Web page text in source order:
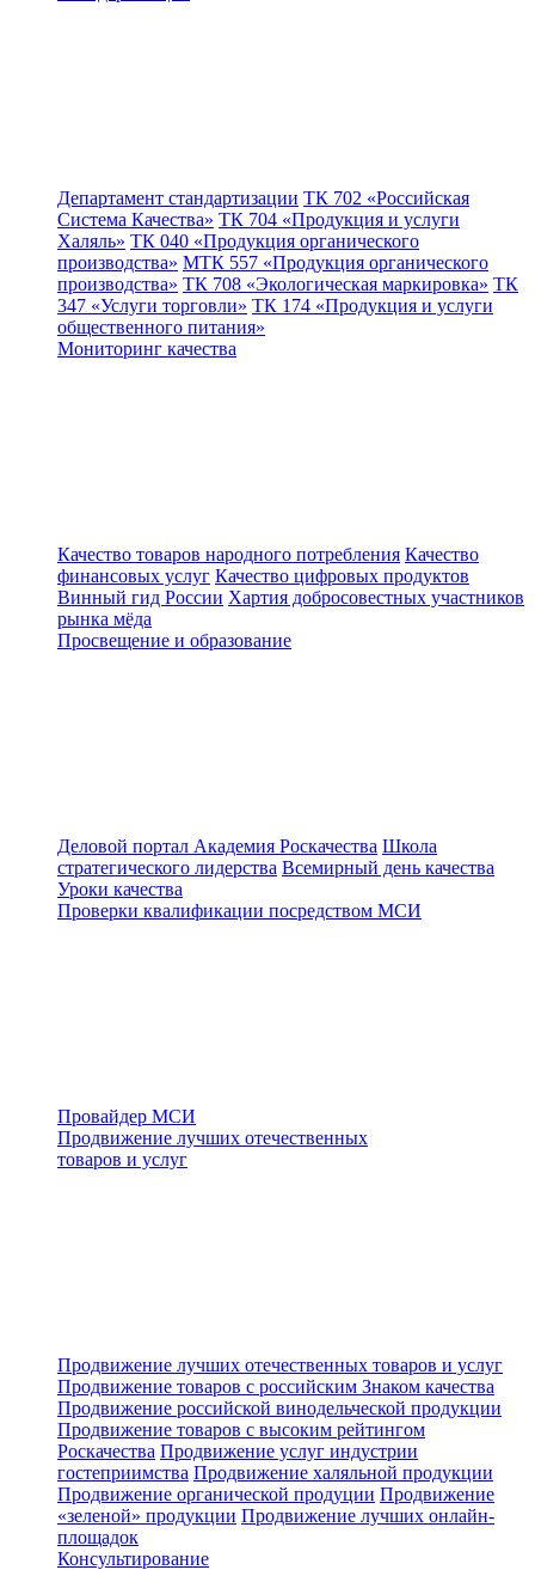
Департамент стандартизации ТК 702 «Российская
Система Качества» ТК 704 «Продукция и услуги
Халяль» ТК 040 «Продукция органического
производства» МТК 557 «Продукция органического
производства» ТК 708 «Экологическая маркировка» ТК
347 «Услуги торговли» ТК 174 «Продукция и услуги
общественного питания»
Мониторинг качества
Качество товаров народного потребления Качество
финансовых услуг Качество цифровых продуктов
Винный гид России Хартия добросовестных участников
рынка мёда
Просвещение и образование
Деловой портал Академия Роскачества Школа
стратегического лидерства Всемирный день качества
Уроки качества
Проверки квалификации посредством МСИ
Провайдер МСИ
Продвижение лучших отечественных
товаров и услуг
Продвижение лучших отечественных товаров и услуг
Продвижение товаров с российским Знаком качества
Продвижение российской винодельческой продукции
Продвижение товаров с высоким рейтингом
Роскачества Продвижение услуг индустрии
гостеприимства Продвижение халяльной продукции
Продвижение органической продуции Продвижение
«зеленой» продукции Продвижение лучших онлайн-
площадок
Консультирование